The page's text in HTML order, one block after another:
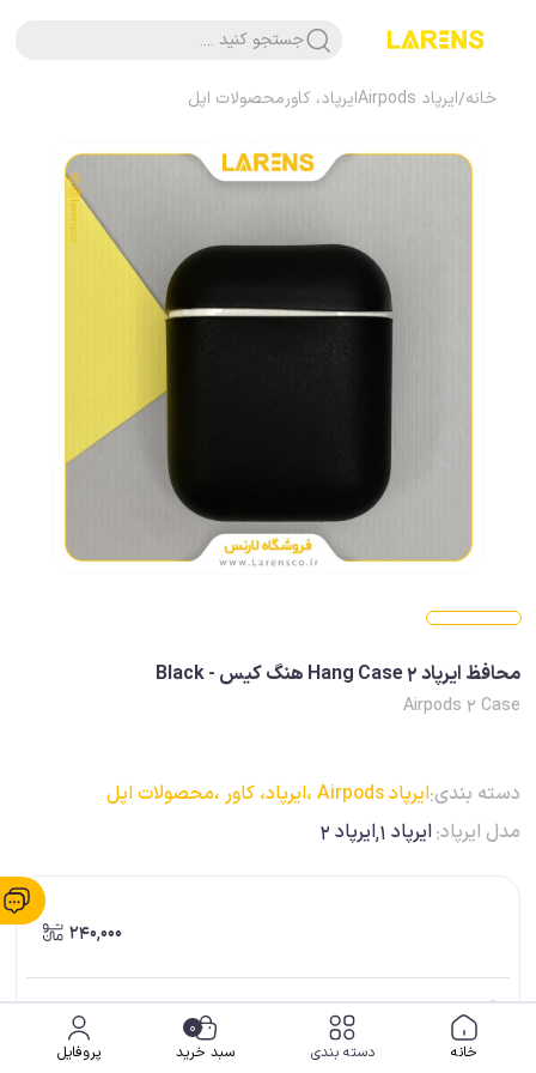
جستجو کنید ....
خانه/ایرپاد Airpods ایرپاد، کاورمحصولات اپل
محافظ ایرپاد 2 Hang Case هنگ کیس - Black
Airpods 2 Case
دسته بندی:ایرپاد Airpods ، ایرپاد، کاور ،محصولات اپل
مدل ایرپاد:ایرپاد 1,ایرپاد 2
240,000
ضمانت اصالت کالا
ارسال فوری (برای شهر شیراز)
پروفایل
0
سبد خرید دسته بندی خانه